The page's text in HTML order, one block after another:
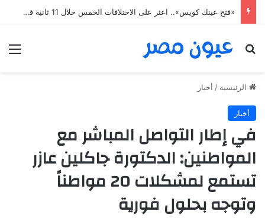
«فتح عينك كويس».. اعثر على الاختلافات الخمس خلال 11 ثانية فقط
بحث عن
الرئيسية / أخبار
أخبار
في إطار التواصل المباشر مع
المواطنين: الدكتورة جاكلين عازر
تستمع لمشكلات 20 مواطناً
وتوجه بحلول فورية